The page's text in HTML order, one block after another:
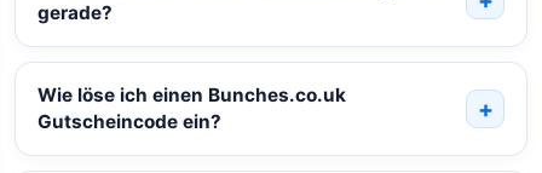
gerade?
Wie löse ich einen Bunches.co.uk
Gutscheincode ein?